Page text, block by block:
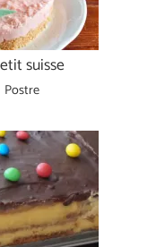
suisse
Postre